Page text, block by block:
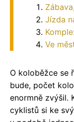
Jízda
Ve
O koloběžce se
bude, počet
enormně zvýšil.
cyklistů si ke